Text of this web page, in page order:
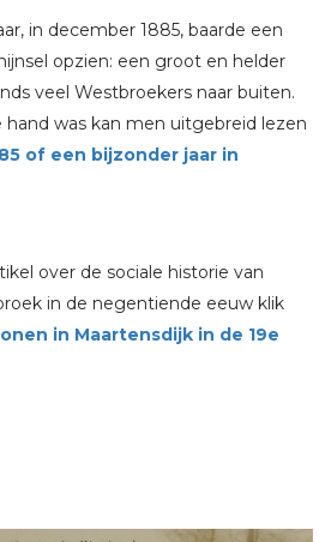
in december 1885, baarde een
opzien: een groot en helder
veel Westbroekers naar buiten.
hand was kan men uitgebreid lezen
of een bijzonder jaar in
over de sociale historie van
in de negentiende eeuw klik
in Maartensdijk in de 19e